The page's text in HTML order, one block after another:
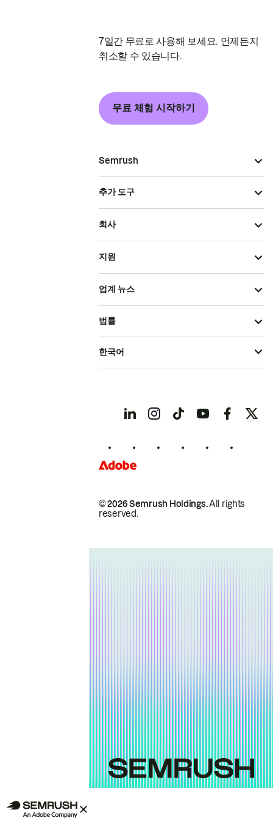
7일간 무료로 사용해 보세요. 언제든지
취소할 수 있습니다.
무료 체험 시작하기
Semrush
추가 도구
회사
지원
업계 뉴스
© 2026 Semrush Holdings.All rights
reserved.
법률
한국어